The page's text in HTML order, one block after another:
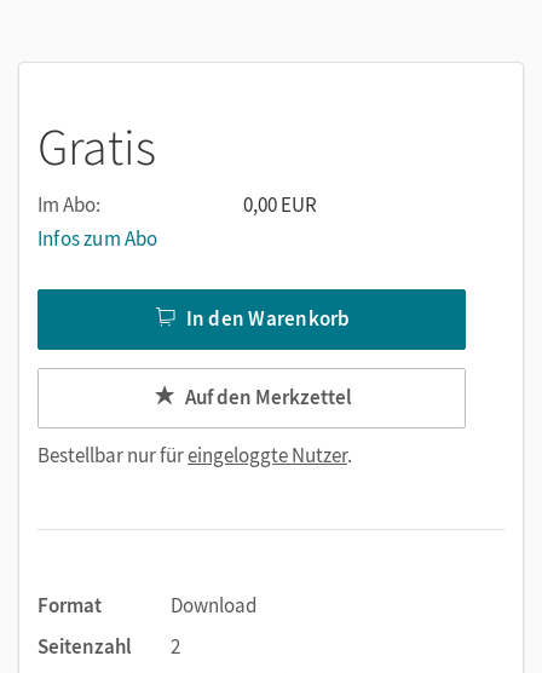
Gratis
Im Abo:
0,00 EUR
Infos zum Abo
In den Warenkorb
Auf den Merkzettel
Bestellbar nur füreingeloggte Nutzer.
Format
Download
Seitenzahl
2